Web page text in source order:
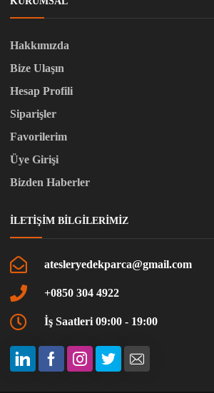
Hakkımızda
Bize Ulaşın
Hesap Profili
Siparişler
Favorilerim
Üye Girişi
Bizden Haberler
İLETIŞIM BILGILERIMIZ
atesleryedekparca@gmail.com
+0850 304 4922
İş Saatleri 09:00 - 19:00